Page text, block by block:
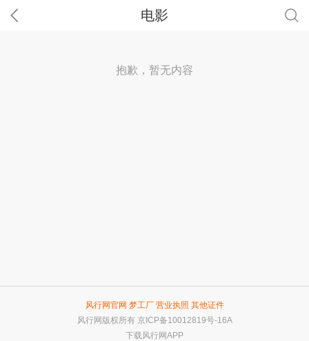
电影
抱歉，暂无内容
风行网官网 梦工厂 营业执照 其他证件
风行网版权所有 京ICP备10012819号-16A
下载风行网APP